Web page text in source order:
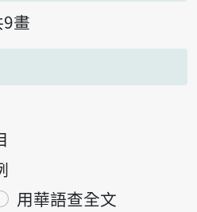
畫
用華語查全文